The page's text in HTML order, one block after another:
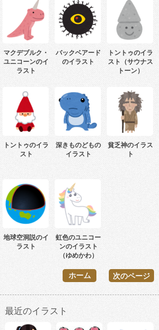
マクデブルク・
ユニコーンのイ
ラスト
バックベアード
のイラスト
トントゥのイラ
スト（サウナス
トーン）
トントゥのイラ
スト
深きものどもの
イラスト
貧乏神のイラス
ト
地球空洞説のイ
ラスト
虹色のユニコー
ンのイラスト
（ゆめかわ）
次のページ
ホーム
最近のイラスト